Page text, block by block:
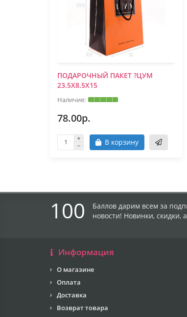
ПОДАРОЧНЫЙ ПАКЕТ ?ЦУМ
23.5Х8.5Х15
78.00р.
В корзину
100
Баллов дарим всем за
новости! Новинки, скидки,
Информация
О магазине
Оплата
Доставка
Возврат товара